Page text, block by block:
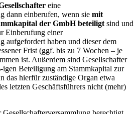
eine
dann einberufen, wenn sie mit
der GmbH beteiligt sind und
Einberufung einer
aufgefordert haben und dieser dem
Frist (ggf. bis zu 7 Wochen – je
ist. Außerdem sind Gesellschafter
igen Beteiligung am Stammkapital zur
das hierfür zuständige Organ etwa
letzten Geschäftsführers nicht (mehr)